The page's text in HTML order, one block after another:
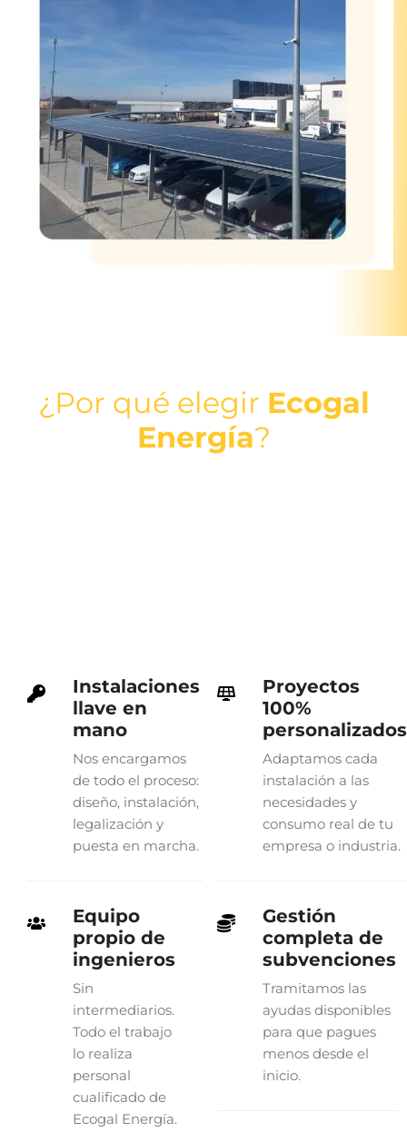
¿Por qué elegir Ecogal
Energía?
Instalaciones
llave en
mano
Nos encargamos
de todo el proceso:
diseño, instalación,
legalización y
puesta en marcha.
Proyectos
100%
personalizados
Adaptamos cada
instalación a las
necesidades y
consumo real de tu
empresa o industria.
Equipo
propio de
ingenieros
Sin
intermediarios.
Todo el trabajo
lo realiza
personal
cualificado de
Ecogal Energía.
Gestión
completa de
subvenciones
Tramitamos las
ayudas disponibles
para que pagues
menos desde el
inicio.